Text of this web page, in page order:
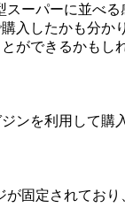
スーパーに並べ
入したかも分
ができるかもし
ンを利用して購
が固定されてお